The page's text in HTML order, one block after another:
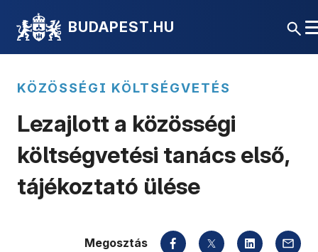
BUDAPEST.HU
KÖZÖSSÉGI KÖLTSÉGVETÉS
Lezajlott a közösségi
költségvetési tanács első,
tájékoztató ülése
Megosztás